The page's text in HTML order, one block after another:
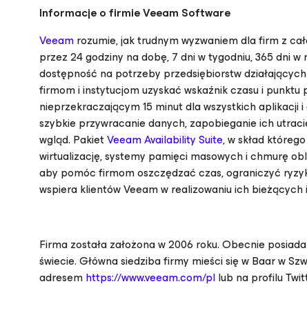
Informacje o firmie Veeam Software
Veeamrozumie, jak trudnym wyzwaniem dla firm z
przez 24 godziny na dobę, 7 dni w tygodniu, 365 dni
dostępność na potrzeby przedsiębiorstw
firmom i instytucjom uzyskać wskaźnik czasu i
nieprzekraczającym 15 minut dla wszystkich aplikacji
szybkie przywracanie danych, zapobieganie ich
wgląd. PakietVeeam Availability Suite, w skład
wirtualizację, systemy pamięci masowych i chmurę
aby pomóc firmom oszczędzać czas, ograniczyć
wspiera klientów Veeam w realizowaniu ich
Firma została założona w 2006 roku. Obecnie
świecie. Główna siedziba firmy mieści się w Baar w
adresemhttps://www.veeam.com/pllub na profilu